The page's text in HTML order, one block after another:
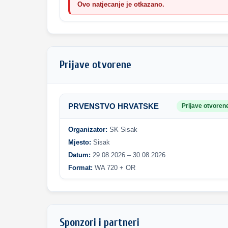
Ovo natjecanje je otkazano.
Prijave otvorene
PRVENSTVO HRVATSKE Prijave
Organizator: SK Sisak
Mjesto: Sisak
Datum: 29.08.2026 – 30.08.2026
Format: WA 720 + OR
Sponzori i partneri